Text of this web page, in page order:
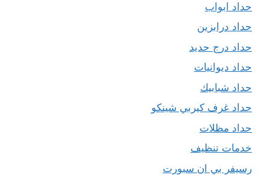
حداد ابواب
حداد درابزين
حداد درج حديد
حداد ديوانيات
حداد شبابيك
حداد غرف كيربي شينكو
حداد مظلات
خدمات تنظيف
رسيفر بي ان سبورت